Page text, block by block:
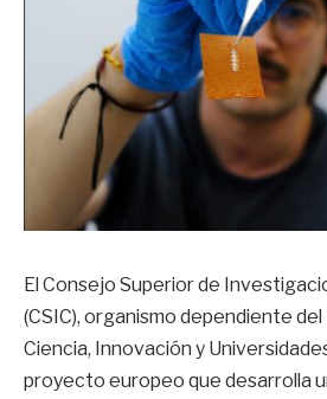
El Consejo Superior de
(CSIC), organismo dependiente
Ciencia, Innovación y
proyecto europeo que desarrolla